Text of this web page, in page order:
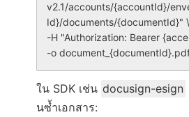
v2.1/accounts/{accountId}/
Id}/documents/{documentId}" \
-H "Authorization: Bearer
ใน SDK เช่น docusign-esign
นซ้ำเอกสาร: